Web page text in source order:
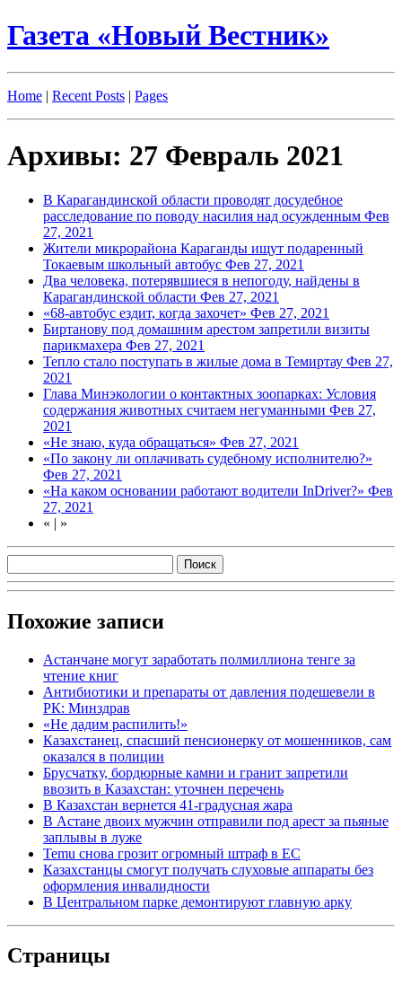
Газета «Новый Вестник»
Home | Recent Posts | Pages
Архивы: 27 Февраль 2021
В Карагандинской области проводят досудебное
расследование по поводу насилия над осужденным Фев
27, 2021
Жители микрорайона Караганды ищут подаренный
Токаевым школьный автобус Фев 27, 2021
Два человека, потерявшиеся в непогоду, найдены в
Карагандинской области Фев 27, 2021
«68-автобус ездит, когда захочет» Фев 27, 2021
Биртанову под домашним арестом запретили визиты
парикмахера Фев 27, 2021
Тепло стало поступать в жилые дома в Темиртау Фев 27,
2021
Глава Минэкологии о контактных зоопарках: Условия
содержания животных считаем негуманными Фев 27,
2021
«Не знаю, куда обращаться» Фев 27, 2021
«По закону ли оплачивать судебному исполнителю?»
Фев 27, 2021
«На каком основании работают водители InDriver?» Фев
27, 2021
« | »
Похожие записи
Астанчане могут заработать полмиллиона тенге за
чтение книг
Антибиотики и препараты от давления подешевели в
РК: Минздрав
«Не дадим распилить!»
Казахстанец, спасший пенсионерку от мошенников, сам
оказался в полиции
Брусчатку, бордюрные камни и гранит запретили
ввозить в Казахстан: уточнен перечень
В Казахстан вернется 41-градусная жара
В Астане двоих мужчин отправили под арест за пьяные
заплывы в луже
Temu снова грозит огромный штраф в ЕС
Казахстанцы смогут получать слуховые аппараты без
оформления инвалидности
В Центральном парке демонтируют главную арку
Страницы